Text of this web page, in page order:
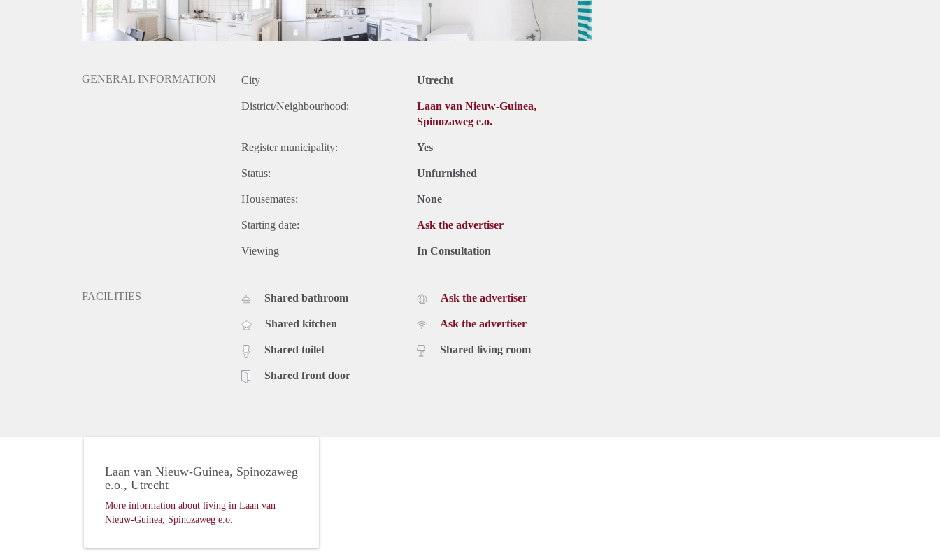
GENERAL INFORMATION City Utrecht
District/Neighbourhood:
Laan van Nieuw-Guinea,
Spinozaweg e.o.
Register municipality: Yes
Status: Unfurnished
Housemates: None
Starting date: Ask the advertiser
Viewing In Consultation
FACILITIES Shared bathroom
Shared kitchen
Shared toilet
Shared front door
Ask the advertiser
Ask the advertiser
Shared living room
Laan van Nieuw-Guinea, Spinozaweg
e.o., Utrecht
More information about living in Laan van
Nieuw-Guinea, Spinozaweg e.o.